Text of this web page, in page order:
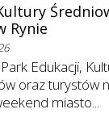
Rynie
Edukacji,
oraz turystów
miasto...